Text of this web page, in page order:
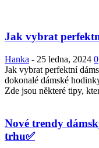
Jak vybrat
Hanka - 25 ledna, 2024 0
Jak vybrat perfektní
dokonalé dámské
Zde jsou některé tipy,
Nové trendy
trhu✅